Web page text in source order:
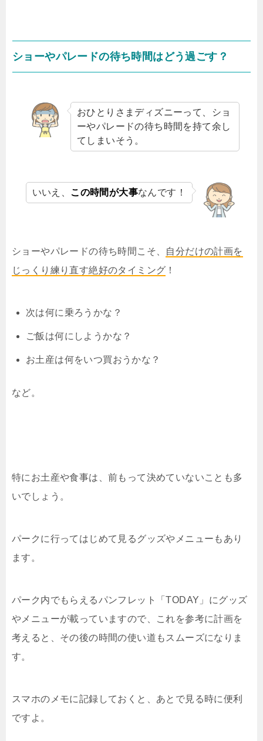
ショーやパレードの待ち時間はどう過ごす？
おひとりさまディズニーって、ショ
ーやパレードの待ち時間を持て余し
てしまいそう。
いいえ、 この時間が大事なんです！
ショーやパレードの待ち時間こそ、 自分だけの計画を
じっくり練り直す絶好のタイミング ！
次は何に乗ろうかな？
ご飯は何にしようかな？
お土産は何をいつ買おうかな？
など。
特にお土産や食事は、前もって決めていないことも多
いでしょう。
パークに行ってはじめて見るグッズやメニューもあり
ます。
パーク内でもらえるパンフレット「TODAY」にグッズ
やメニューが載っていますので、これを参考に計画を
考えると、その後の時間の使い道もスムーズになりま
す。
スマホのメモに記録しておくと、あとで見る時に便利
ですよ。